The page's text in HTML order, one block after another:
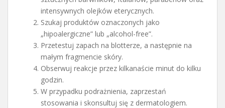
intensywnych olejków eterycznych.
Szukaj produktów oznaczonych jako
„hipoalergiczne” lub „alcohol-free”.
Przetestuj zapach na blotterze, a następnie na
małym fragmencie skóry.
Obserwuj reakcje przez kilkanaście minut do kilku
godzin.
W przypadku podrażnienia, zaprzestań
stosowania i skonsultuj się z dermatologiem.